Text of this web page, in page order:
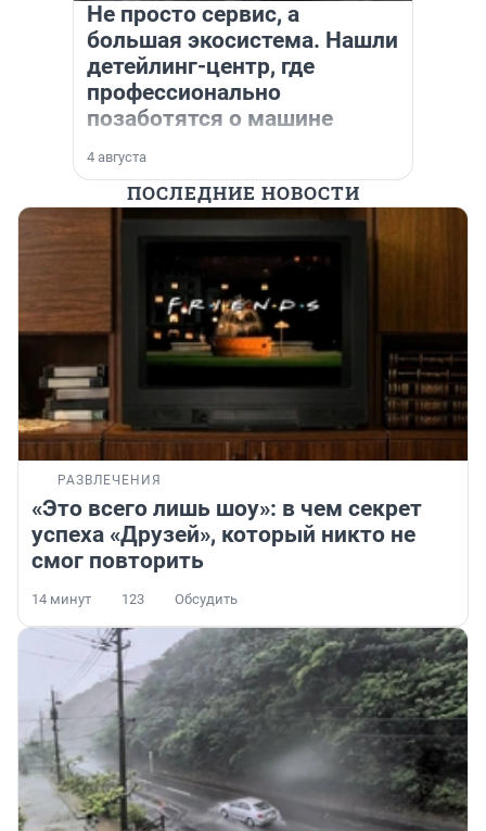
Не просто сервис, а
большая экосистема. Нашли
детейлинг-центр, где
профессионально
позаботятся о машине
4 августа
ПОСЛЕДНИЕ НОВОСТИ
РАЗВЛЕЧЕНИЯ
«Это всего лишь шоу»: в чем секрет
успеха «Друзей», который никто не
смог повторить
14 минут 123 Обсудить